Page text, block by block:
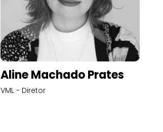
Aline Machado Prates
VML - Diretor